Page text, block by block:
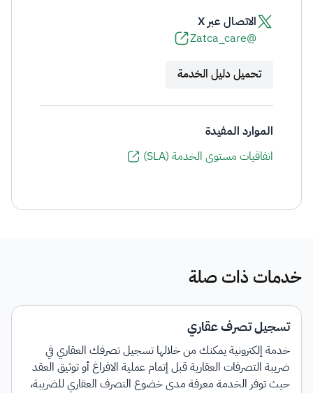
الاتصال عبر X
@Zatca_care
تحميل دليل الخدمة
الموارد المفيدة
اتفاقيات مستوى الخدمة (SLA)
خدمات ذات صلة
تسجيل تصرف عقاري
خدمة إلكترونية يمكنك من خلالها تسجيل تصرفك العقاري في
ضريبة التصرفات العقارية قبل إتمام عملية الافراغ أو توثيق العقد
حيث توفر الخدمة معرفة مدى خضوع التصرف العقاري للضريبة،